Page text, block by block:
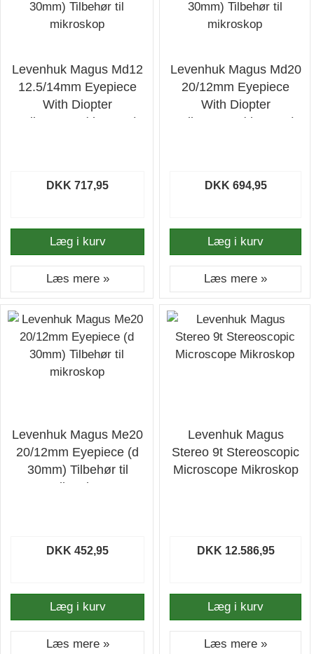
Levenhuk Magus Md12
12.5/14mm Eyepiece
With Diopter
Adjustment (d 30mm)
DKK 717,95
Læg i kurv
Læs mere »
Levenhuk Magus Md20
20/12mm Eyepiece
With Diopter
Adjustment (d 30mm)
DKK 694,95
Læg i kurv
Læs mere »
Levenhuk Magus Me20
20/12mm Eyepiece (d
30mm) Tilbehør til
mikroskop
DKK 452,95
Læg i kurv
Læs mere »
Levenhuk Magus
Stereo 9t Stereoscopic
Microscope Mikroskop
DKK 12.586,95
Læg i kurv
Læs mere »